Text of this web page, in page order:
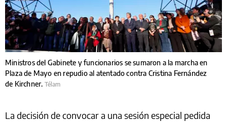
Ministros del Gabinete y funcionarios se sumaron a la marcha en
Plaza de Mayo en repudio al atentado contra Cristina Fernández
de Kirchner. Télam
La decisión de convocar a una sesión especial pedida